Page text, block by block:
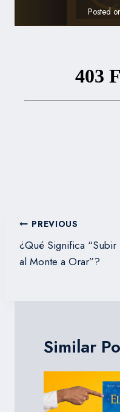
Posted
Navegación
de
entradas
PREVIOUS
¿Qué Significa “Subir
al Monte a Orar”?
Similar